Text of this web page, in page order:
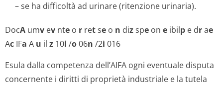
– se ha difficoltà ad urinare (ritenzione urinaria).
DocA umv ev nte o r retse o n dizspe on e ibilp e drae
Ac IFa A u il z 10i /o06n /2i 016
Esula dalla competenza dell’AIFA ogni eventuale disputa
concernente i diritti di proprietà industriale e la tutela